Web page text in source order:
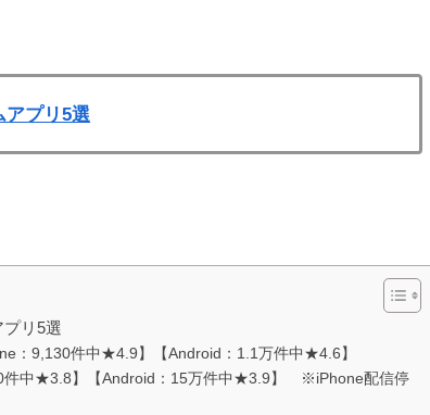
アプリ5選
リ5選
9,130件中★4.9】【Android：1.1万件中★4.6】
件中★3.8】【Android：15万件中★3.9】 ※iPhone配信停